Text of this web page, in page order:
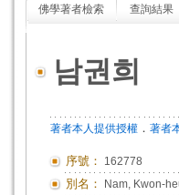
佛學著者檢索 查詢結果
남권희
著者本人提供授權 ． 著者
序號： 162778
別名： Nam, Kwon-